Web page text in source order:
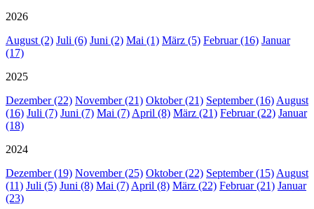
2026
August (2) Juli (6) Juni (2) Mai (1) März (5) Februar (16) Januar
(17)
2025
Dezember (22) November (21) Oktober (21) September (16) August
(16) Juli (7) Juni (7) Mai (7) April (8) März (21) Februar (22) Januar
(18)
2024
Dezember (19) November (25) Oktober (22) September (15) August
(11) Juli (5) Juni (8) Mai (7) April (8) März (22) Februar (21) Januar
(23)